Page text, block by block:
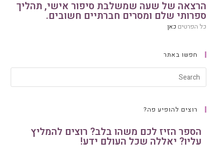
הרצאה של שעה שמשלבת סיפור אישי, תהליך
ספרותי שלם ומסרים חברתיים חשובים.
כל הפרטים כאן
חפשו באתר
רוצים להופיע פה?
הספר הזיז לכם משהו בלב? רוצים להמליץ
עליו? יאללה שכל העולם ידע!